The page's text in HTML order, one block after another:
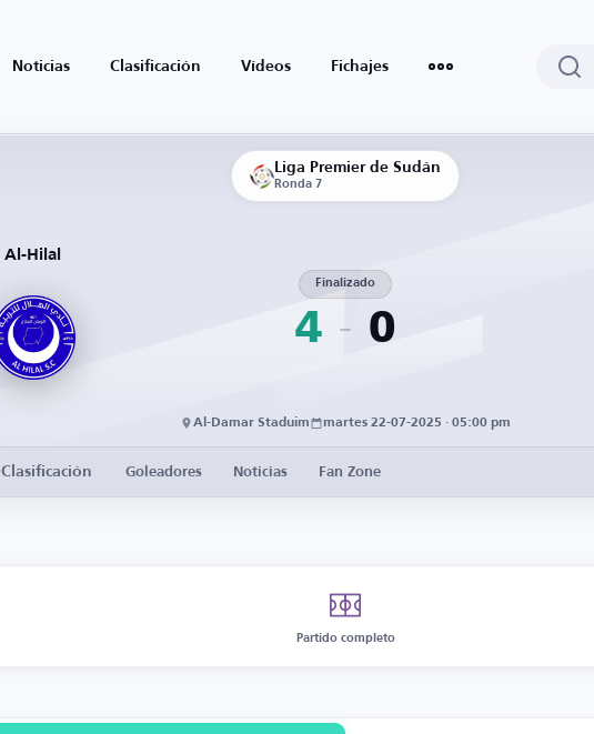
Noticias Clasificación Vídeos Fichajes
Liga Premier de Sudán
Ronda 7
Al-Hilal
4
Finalizado
0
Al-Damar Staduim martes 22-07-2025 · 05:00 pm
Clasificación Goleadores Noticias Fan Zone
Partido completo